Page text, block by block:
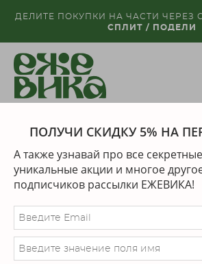
ДЕЛИТЕ ПОКУПКИ НА ЧАСТИ ЧЕРЕЗ
СПЛИТ / ПОДЕЛИ
магазин > серьги > серьги грани
ПОЛУЧИ СКИДКУ 5% НА
А также узнавай про все
уникальные акции и многое
подписчиков рассылки ЕЖЕВИКА!